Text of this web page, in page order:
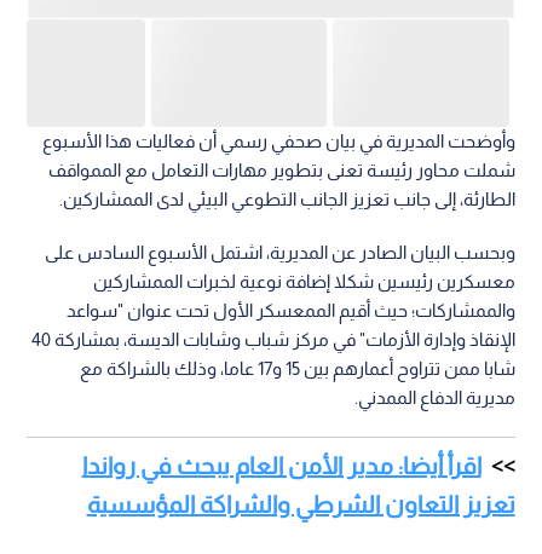
وأوضحت المديرية في بيان صحفي رسمي أن فعاليات هذا الأسبوع
شملت محاور رئيسة تعنى بتطوير مهارات التعامل مع الممواقف
الطارئة، إلى جانب تعزيز الجانب التطوعي البيئي لدى الممشاركين.
وبحسب البيان الصادر عن المديرية، اشتمل الأسبوع السادس على
معسكرين رئيسين شكلا إضافة نوعية لخبرات الممشاركين
والممشاركات؛ حيث أقيم الممعسكر الأول تحت عنوان "سواعد
الإنقاذ وإدارة الأزمات" في مركز شباب وشابات الديسة، بمشاركة 40
شابا ممن تتراوح أعمارهم بين 15 و17 عاما، وذلك بالشراكة مع
مديرية الدفاع الممدني.
اقرأ أيضا: مدير الأمن العام يبحث في رواندا
تعزيز التعاون الشرطي والشراكة المؤسسية